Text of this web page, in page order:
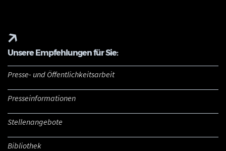
Unsere Empfehlungen für Sie:
Presse- und Öffentlichkeitsarbeit
Presseinformationen
Stellenangebote
Bibliothek